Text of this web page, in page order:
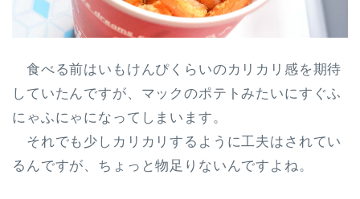
食べる前はいもけんぴくらいのカリカリ感を期待
していたんですが、マックのポテトみたいにすぐふ
にゃふにゃになってしまいます。
それでも少しカリカリするように工夫はされてい
るんですが、ちょっと物足りないんですよね。